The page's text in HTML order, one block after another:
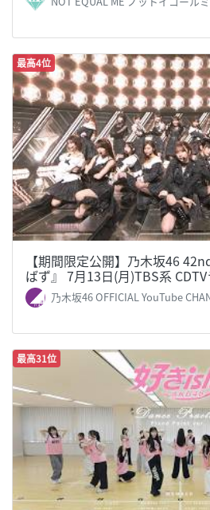
最高4位
【期間限定公開】乃木坂46
ばず』 7月13日(月)TBS系
乃木坂46 OFFICIAL YouTube
最高31位